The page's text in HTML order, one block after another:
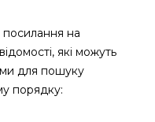
посилання на
які можуть
для пошуку
порядку: